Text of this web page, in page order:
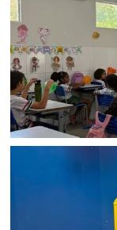
Estudantes de
missão solidária
da rede pública